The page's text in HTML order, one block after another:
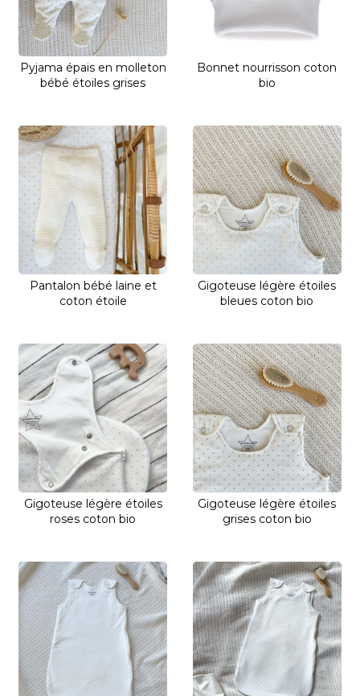
Pyjama épais en molleton
bébé étoiles grises
Bonnet nourrisson coton
bio
Pantalon bébé laine et
coton étoile
Gigoteuse légère étoiles
bleues coton bio
Gigoteuse légère étoiles
roses coton bio
Gigoteuse légère étoiles
grises coton bio